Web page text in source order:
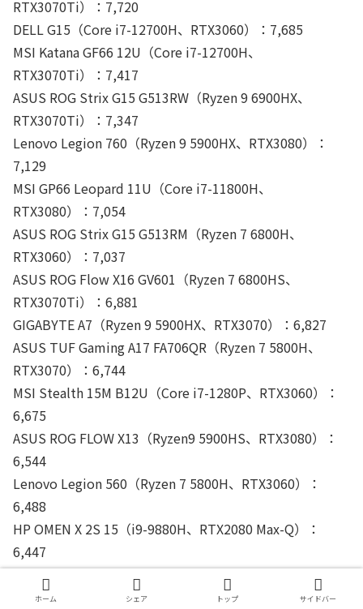
RTX3070Ti）：7,720
DELL G15（Core i7-12700H、RTX3060）：7,685
MSI Katana GF66 12U（Core i7-12700H、
RTX3070Ti）：7,417
ASUS ROG Strix G15 G513RW（Ryzen 9 6900HX、
RTX3070Ti）：7,347
Lenovo Legion 760（Ryzen 9 5900HX、RTX3080）：
7,129
MSI GP66 Leopard 11U（Core i7-11800H、
RTX3080）：7,054
ASUS ROG Strix G15 G513RM（Ryzen 7 6800H、
RTX3060）：7,037
ASUS ROG Flow X16 GV601（Ryzen 7 6800HS、
RTX3070Ti）：6,881
GIGABYTE A7（Ryzen 9 5900HX、RTX3070）：6,827
ASUS TUF Gaming A17 FA706QR（Ryzen 7 5800H、
RTX3070）：6,744
MSI Stealth 15M B12U（Core i7-1280P、RTX3060）：
6,675
ASUS ROG FLOW X13（Ryzen9 5900HS、RTX3080）：
6,544
Lenovo Legion 560（Ryzen 7 5800H、RTX3060）：
6,488
HP OMEN X 2S 15（i9-9880H、RTX2080 Max-Q）：
6,447
ASUS TUF Dash F15（i7-11370H、RTX3070）：6,225
Lenovo Legion Y740(17)（Core i7-9750H、
ホーム シェア トップ サイドバー